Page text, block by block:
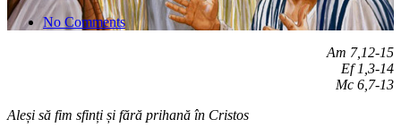
No Comments
Am 7,12-15
Ef 1,3-14
Mc 6,7-13
Aleși să fim sfinți și fără prihană în Cristos